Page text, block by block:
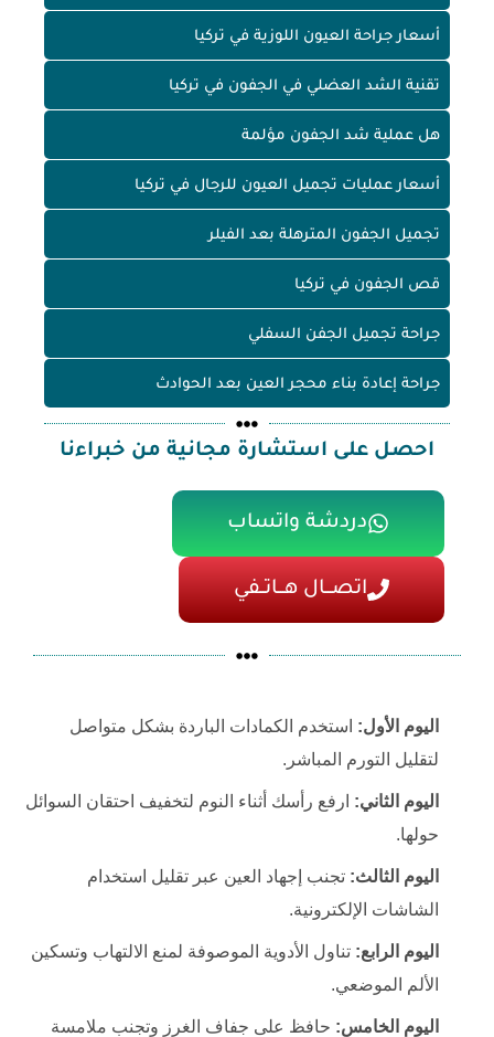
أسعار جراحة العيون اللوزية في تركيا
تقنية الشد العضلي في الجفون في تركيا
هل عملية شد الجفون مؤلمة
أسعار عمليات تجميل العيون للرجال في تركيا
تجميل الجفون المترهلة بعد الفيلر
قص الجفون في تركيا
جراحة تجميل الجفن السفلي
جراحة إعادة بناء محجر العين بعد الحوادث
احصل على استشارة مجانية من خبراءنا
دردشة واتساب
اتصـــال هـــاتــفي
اليوم الأول: استخدم الكمادات الباردة بشكل متواصل
لتقليل التورم المباشر.
اليوم الثاني: ارفع رأسك أثناء النوم لتخفيف احتقان السوائل
حولها.
اليوم الثالث: تجنب إجهاد العين عبر تقليل استخدام
الشاشات الإلكترونية.
اليوم الرابع: تناول الأدوية الموصوفة لمنع الالتهاب وتسكين
الألم الموضعي.
اليوم الخامس: حافظ على جفاف الغرز وتجنب ملامسة